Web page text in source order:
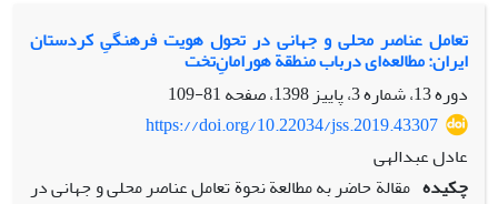
تعامل عناصر محلی و جهانی در تحول هویت فرهنگیِ کردستان
ایران: مطالعه‌ای درباب منطقة هورامانِ‌تخت
دوره 13، شماره 3، پاییز 1398، صفحه
81-109
https://doi.org/10.22034/jss.2019.43307
عادل عبدالهی
چکیده مقالة حاضر به مطالعة نحوة تعامل عناصر محلی و جهانی در